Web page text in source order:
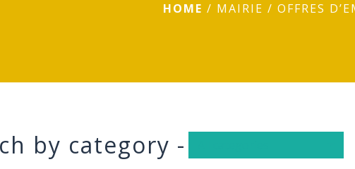
HOME / MAIRIE / OFFRES
by category -